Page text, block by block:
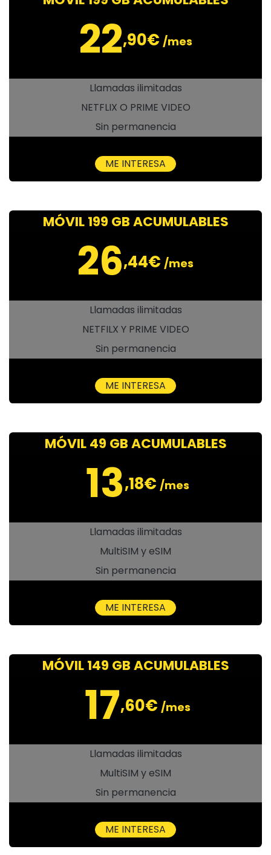
22,90€ /mes
Llamadas ilimitadas
NETFLIX O PRIME VIDEO
Sin permanencia
ME INTERESA
MÓVIL 199 GB ACUMULABLES
26,44€ /mes
Llamadas ilimitadas
NETFILX Y PRIME VIDEO
Sin permanencia
ME INTERESA
MÓVIL 49 GB ACUMULABLES
13,18€ /mes
Llamadas ilimitadas
MultiSIM y eSIM
Sin permanencia
ME INTERESA
MÓVIL 149 GB ACUMULABLES
17,60€ /mes
Llamadas ilimitadas
MultiSIM y eSIM
Sin permanencia
ME INTERESA